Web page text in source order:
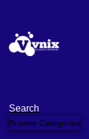
Search
Browse Categories